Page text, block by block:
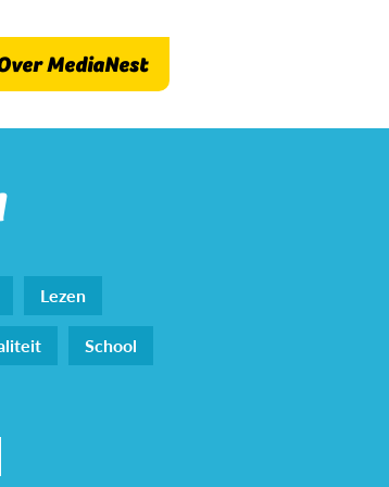
MediaNest
Lezen
School